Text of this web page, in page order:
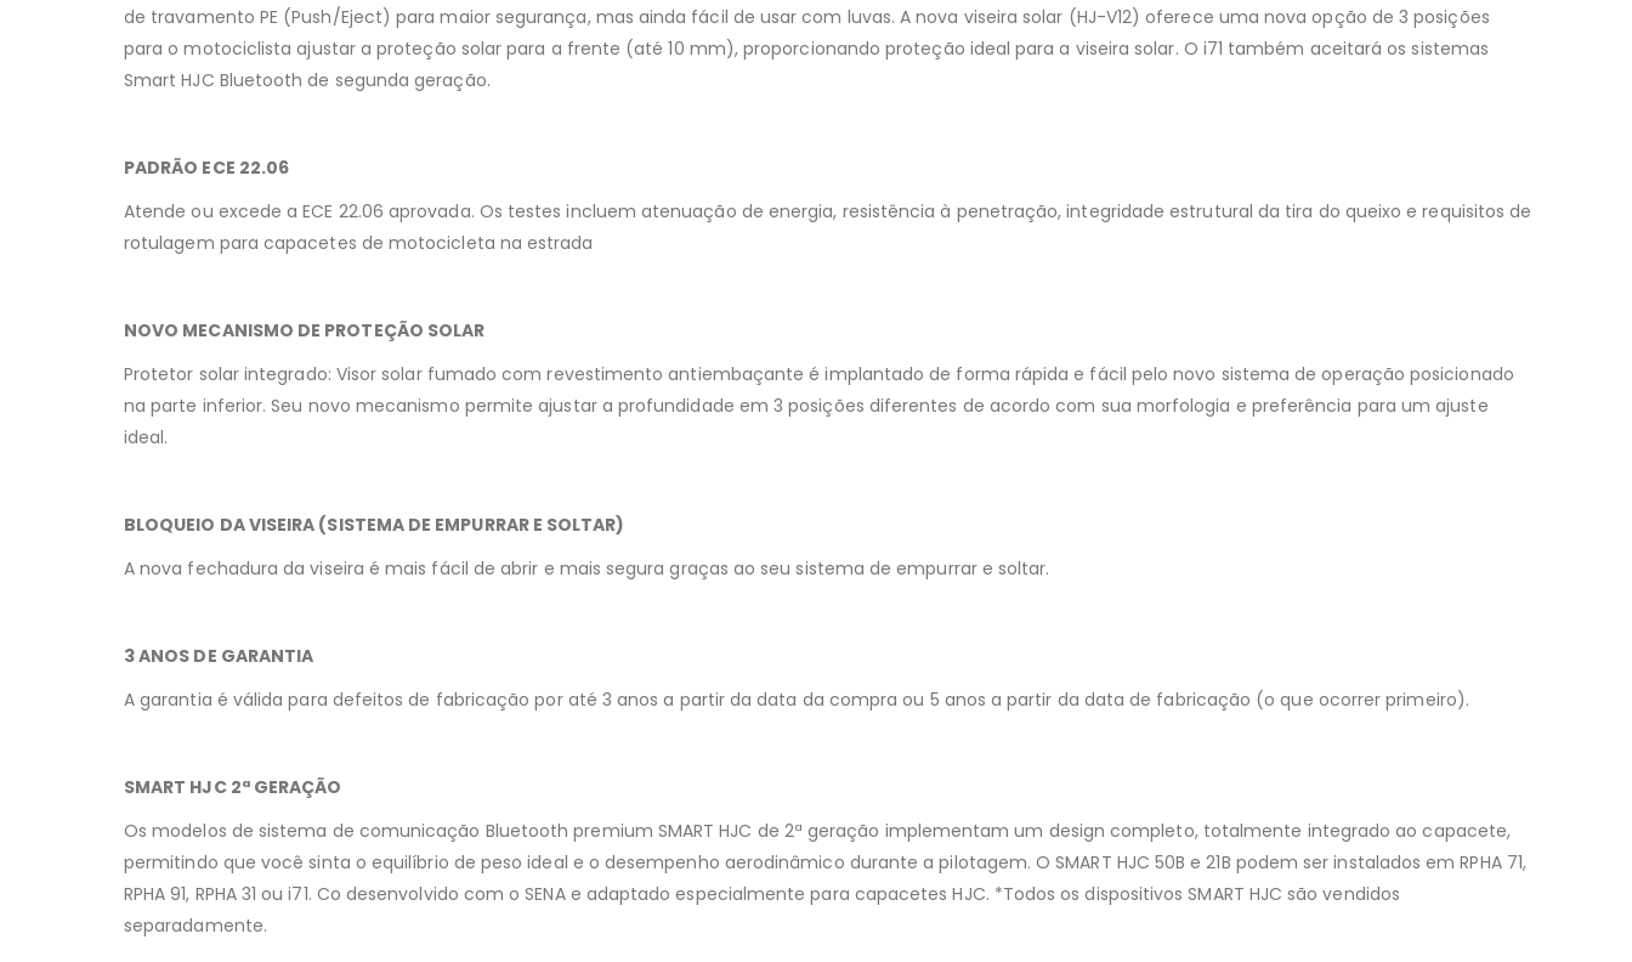
de travamento PE (Push/Eject) para maior segurança, mas ainda fácil de usar com luvas. A nova viseira solar (HJ-V12) oferece uma nova opção de 3 posições
para o motociclista ajustar a proteção solar para a frente (até 10 mm), proporcionando proteção ideal para a viseira solar. O i71 também aceitará os sistemas
Smart HJC Bluetooth de segunda geração.
PADRÃO ECE 22.06
Atende ou excede a ECE 22.06 aprovada. Os testes incluem atenuação de energia, resistência à penetração, integridade estrutural da tira do queixo e requisitos de
rotulagem para capacetes de motocicleta na estrada
NOVO MECANISMO DE PROTEÇÃO SOLAR
Protetor solar integrado: Visor solar fumado com revestimento antiembaçante é implantado de forma rápida e fácil pelo novo sistema de operação posicionado
na parte inferior. Seu novo mecanismo permite ajustar a profundidade em 3 posições diferentes de acordo com sua morfologia e preferência para um ajuste
ideal.
BLOQUEIO DA VISEIRA (SISTEMA DE EMPURRAR E SOLTAR)
A nova fechadura da viseira é mais fácil de abrir e mais segura graças ao seu sistema de empurrar e soltar.
3 ANOS DE GARANTIA
A garantia é válida para defeitos de fabricação por até 3 anos a partir da data da compra ou 5 anos a partir da data de fabricação (o que ocorrer primeiro).
SMART HJC 2ª GERAÇÃO
Os modelos de sistema de comunicação Bluetooth premium SMART HJC de 2ª geração implementam um design completo, totalmente integrado ao capacete,
permitindo que você sinta o equilíbrio de peso ideal e o desempenho aerodinâmico durante a pilotagem. O SMART HJC 50B e 21B podem ser instalados em RPHA 71,
RPHA 91, RPHA 31 ou i71. Co desenvolvido com o SENA e adaptado especialmente para capacetes HJC. *Todos os dispositivos SMART HJC são vendidos
separadamente.